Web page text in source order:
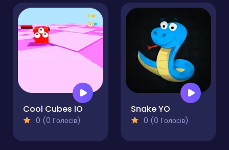
Cool Cubes IO
0 (0 Голосів)
Snake YO
0 (0 Голосів)